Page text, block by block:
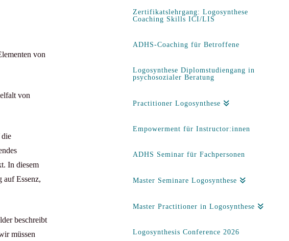
Zertifikatslehrgang: Logosynthese
Coaching Skills ICI/LIS
ADHS-Coaching für Betroffene
Logosynthese Diplomstudiengang in
psychosozialer Beratung
Practitioner Logosynthese
Empowerment für Instructor:innen
ADHS Seminar für Fachpersonen
Master Seminare Logosynthese
Master Practitioner in Logosynthese
Logosynthesis Conference 2026
von
von
die
In diesem
auf Essenz,
beschreibt
müssen